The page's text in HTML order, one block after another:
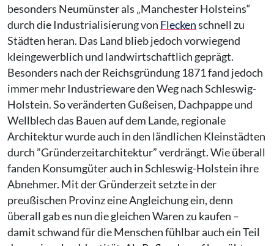
besonders Neumünster als „Manchester Holsteins“
durch die Industrialisierung von Fleckenschnell zu
Städten heran. Das Land blieb jedoch vorwiegend
kleingewerblich und landwirtschaftlich geprägt.
Besonders nach der Reichsgründung 1871 fand jedoch
immer mehr Industrieware den Weg nach Schleswig-
Holstein. So veränderten Gußeisen, Dachpappe und
Wellblech das Bauen auf dem Lande, regionale
Architektur wurde auch in den ländlichen Kleinstädten
durch ”Gründerzeitarchitektur” verdrängt. Wie überall
fanden Konsumgüter auch in Schleswig-Holstein ihre
Abnehmer. Mit der Gründerzeit setzte in der
preußischen Provinz eine Angleichung ein, denn
überall gab es nun die gleichen Waren zu kaufen –
damit schwand für die Menschen fühlbar auch ein Teil